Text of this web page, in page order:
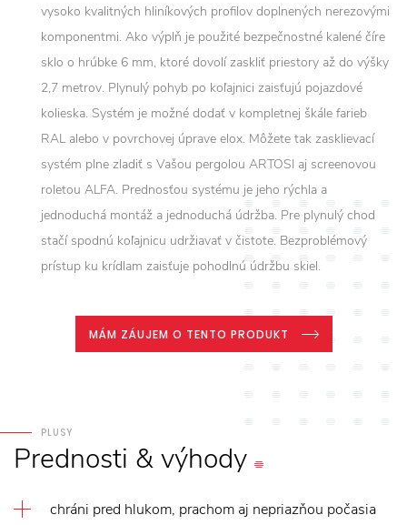
vysoko kvalitných hliníkových profilov doplnených nerezovými
komponentmi. Ako výplň je použité bezpečnostné kalené číre
sklo o hrúbke 6 mm, ktoré dovolí zaskliť priestory až do výšky
2,7 metrov. Plynulý pohyb po koľajnici zaisťujú pojazdové
kolieska. Systém je možné dodať v kompletnej škále farieb
RAL alebo v povrchovej úprave elox. Môžete tak zasklievací
systém plne zladiť s Vašou pergolou ARTOSI aj screenovou
roletou ALFA. Prednosťou systému je jeho rýchla a
jednoduchá montáž a jednoduchá údržba. Pre plynulý chod
stačí spodnú koľajnicu udržiavať v čistote. Bezproblémový
prístup ku krídlam zaisťuje pohodlnú údržbu skiel.
MÁM ZÁUJEM O TENTO PRODUKT
PLUSY
Prednosti &výhody
chráni pred hlukom, prachom aj nepriazňou počasia